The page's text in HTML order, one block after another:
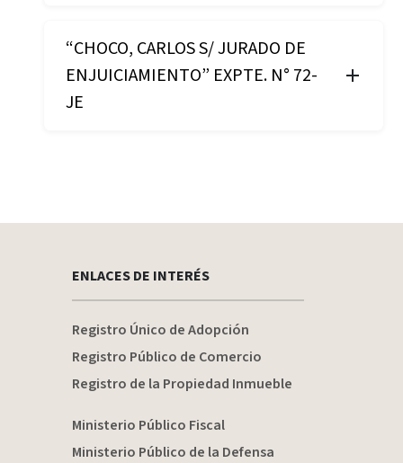
“CHOCO, CARLOS S/ JURADO DE
ENJUICIAMIENTO” EXPTE. N° 72-
JE
ENLACES DE INTERÉS
Registro Único de Adopción
Registro Público de Comercio
Registro de la Propiedad Inmueble
Ministerio Público Fiscal
Ministerio Público de la Defensa